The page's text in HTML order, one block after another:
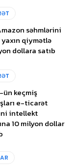
səhmlərini
qiymətlə
dollara satıb
keçmiş
e-ticarət
intellekt
10 milyon dollar